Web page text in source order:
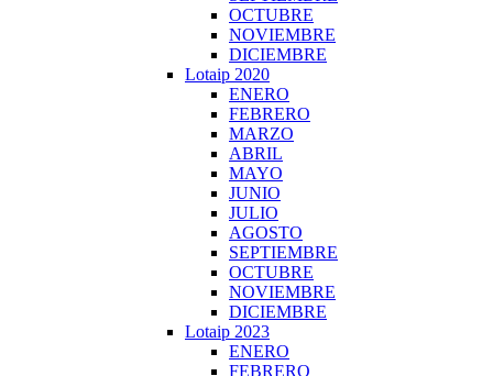
OCTUBRE
NOVIEMBRE
DICIEMBRE
Lotaip 2020
ENERO
FEBRERO
MARZO
ABRIL
MAYO
JUNIO
JULIO
AGOSTO
SEPTIEMBRE
OCTUBRE
NOVIEMBRE
DICIEMBRE
Lotaip 2023
ENERO
FEBRERO